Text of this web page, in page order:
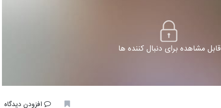
قابل مشاهده برای دنبال کننده ها
افزودن دیدگاه